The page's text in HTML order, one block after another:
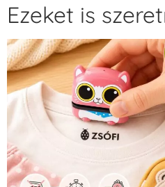
Ezeket is